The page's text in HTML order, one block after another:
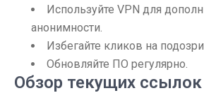
Используйте VPN для
анонимности.
Избегайте кликов на
Обновляйте ПО регулярно.
Обзор текущих ссылок